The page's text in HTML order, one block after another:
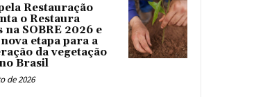
Restauração
o Restaura
na SOBRE 2026 e
etapa para a
da vegetação
Brasil
de 2026